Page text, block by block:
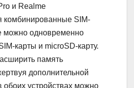
и Realme
комбинированные SIM-
можно одновременно
карты и microSD-карту.
память
дополнительной
устройствах можно